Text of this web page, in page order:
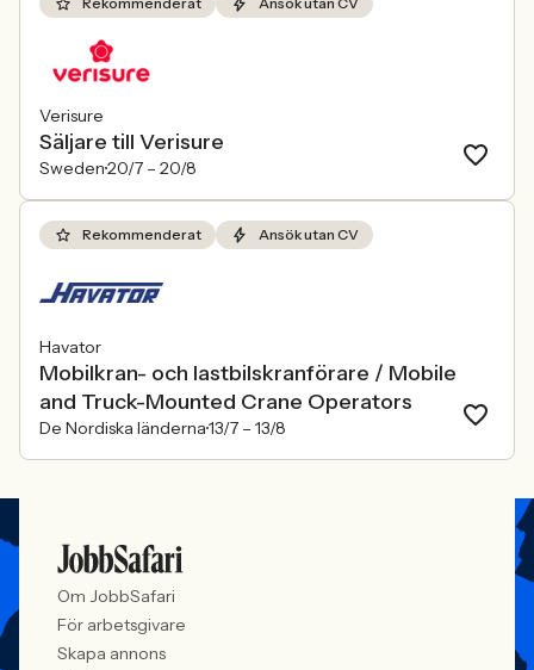
Verisure
Säljare till Verisure
Sweden20/7 – 20/8
Rekommenderat Ansök utan CV
Havator
Mobilkran- och lastbilskranförare / Mobile
and Truck-Mounted Crane Operators
De Nordiska länderna13/7 – 13/8
Om JobbSafari
För arbetsgivare
Skapa annons